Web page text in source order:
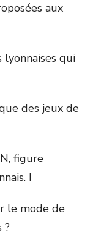
aux
lyonnaises qui
des jeux de
figure
I
le mode de
?